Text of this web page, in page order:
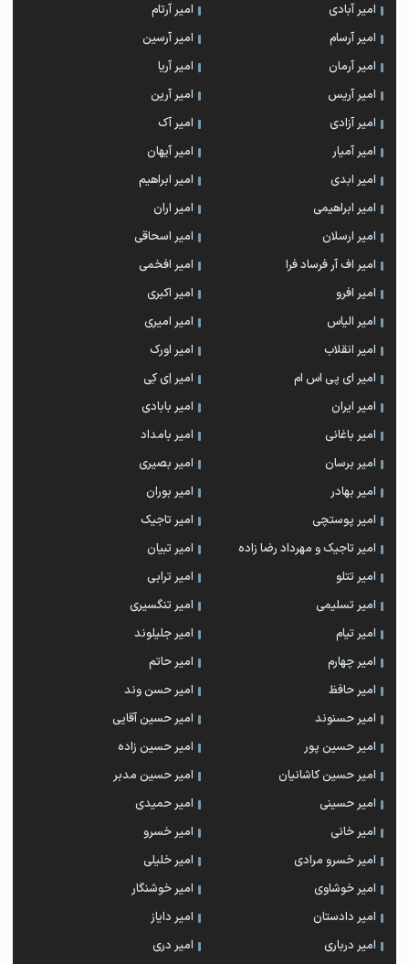
امیر آبادی
امیر آرتام
امیر آرسام
امیر آرسین
امیر آرمان
امیر آریا
امیر آریس
امیر آرین
امیر آزادی
امیر آک
امیر آمیار
امیر آیهان
امیر ابدی
امیر ابراهیم
امیر ابراهیمی
امیر اران
امیر ارسلان
امیر اسحاقی
امیر اف آر فرساد فرا
امیر افخمی
امیر افرو
امیر اکبری
امیر الیاس
امیر امیری
امیر انقلاب
امیر اورک
امیر ای پی اس ام
امیر اِی کِی
امیر ایران
امیر بابادی
امیر باغانی
امیر بامداد
امیر برسان
امیر بصیری
امیر بهادر
امیر بوران
امیر پوستچی
امیر تاجیک
امیر تاجیک و مهرداد رضا زاده
امیر تبیان
امیر تتلو
امیر ترابی
امیر تسلیمی
امیر تنگسیری
امیر تیام
امیر جلیلوند
امیر چهارم
امیر حاتم
امیر حافظ
امیر حسن وند
امیر حسنوند
امیر حسین آقایی
امیر حسین پور
امیر حسین زاده
امیر حسین کاشانیان
امیر حسین مدبر
امیر حسینی
امیر حمیدی
امیر خانی
امیر خسرو
امیر خسرو مرادی
امیر خلیلی
امیر خوشاوی
امیر خوشنگار
امیر دادستان
امیر دایاز
امیر درباری
امیر دری